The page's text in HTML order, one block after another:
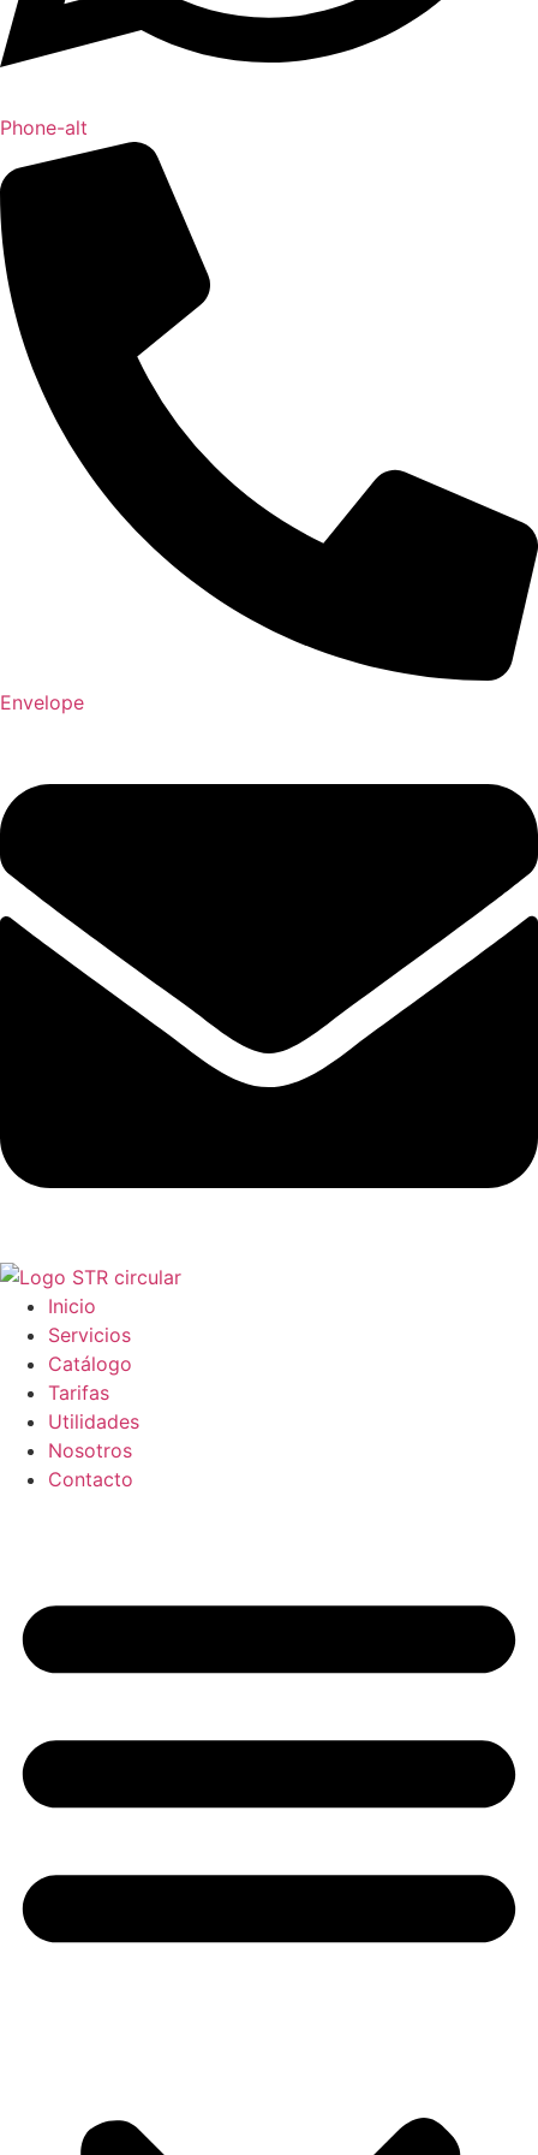
Phone-alt
Envelope
Inicio
Servicios
Catálogo
Tarifas
Utilidades
Nosotros
Contacto